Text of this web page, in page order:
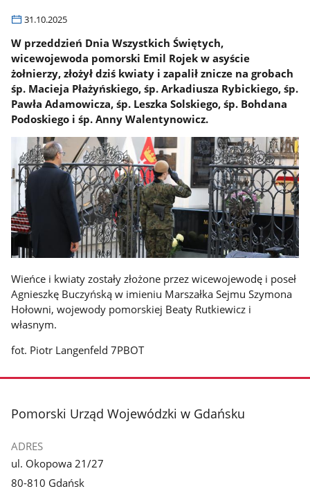
31.10.2025
W przeddzień Dnia Wszystkich Świętych,
wicewojewoda pomorski Emil Rojek w asyście
żołnierzy, złożył dziś kwiaty i zapalił znicze na grobach
śp. Macieja Płażyńskiego, śp. Arkadiusza Rybickiego, śp.
Pawła Adamowicza, śp. Leszka Solskiego, śp. Bohdana
Podoskiego i śp. Anny Walentynowicz.
Wieńce i kwiaty zostały złożone przez wicewojewodę i poseł
Agnieszkę Buczyńską w imieniu Marszałka Sejmu Szymona
Hołowni, wojewody pomorskiej Beaty Rutkiewicz i
własnym.
fot. Piotr Langenfeld 7PBOT
stopka
Pomorski Urząd Wojewódzki w Gdańsku
ADRES
ul. Okopowa 21/27
80-810 Gdańsk